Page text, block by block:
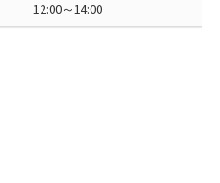
12:00～14:00